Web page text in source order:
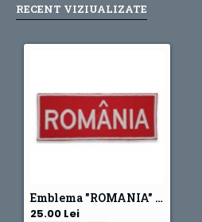
RECENT VIZIUALIZATE
Emblema "ROMANIA" Smurd
25.00 Lei